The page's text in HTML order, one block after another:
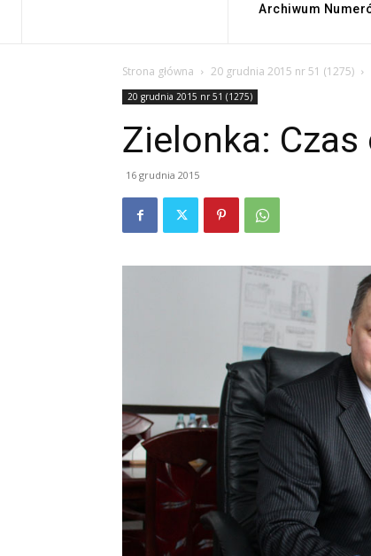
Archiwum
Strona główna 20 grudnia 2015 nr 51 (1275)
20 grudnia 2015 nr 51 (1275)
Zielonka:
16 grudnia 2015